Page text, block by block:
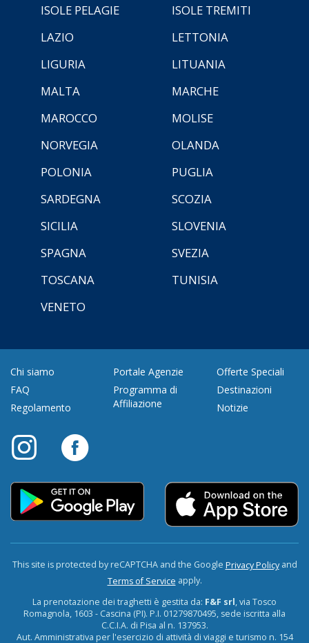
ISOLE PELAGIE
ISOLE TREMITI
LAZIO
LETTONIA
LIGURIA
LITUANIA
MALTA
MARCHE
MAROCCO
MOLISE
NORVEGIA
OLANDA
POLONIA
PUGLIA
SARDEGNA
SCOZIA
SICILIA
SLOVENIA
SPAGNA
SVEZIA
TOSCANA
TUNISIA
VENETO
Chi siamo
FAQ
Regolamento
Portale Agenzie
Programma di
Affiliazione
Offerte Speciali
Destinazioni
Notizie
This site is protected by reCAPTCHA and the Google Privacy Policyand
Terms of Service apply.
La prenotazione dei traghetti è gestita da: F&F srl, via Tosco
Romagnola, 1603 - Cascina (PI). P.I. 01279870495, sede iscritta alla
C.C.I.A. di Pisa al n. 137953.
Aut. Amministrativa per l'esercizio di attività di viaggi e turismo n. 154